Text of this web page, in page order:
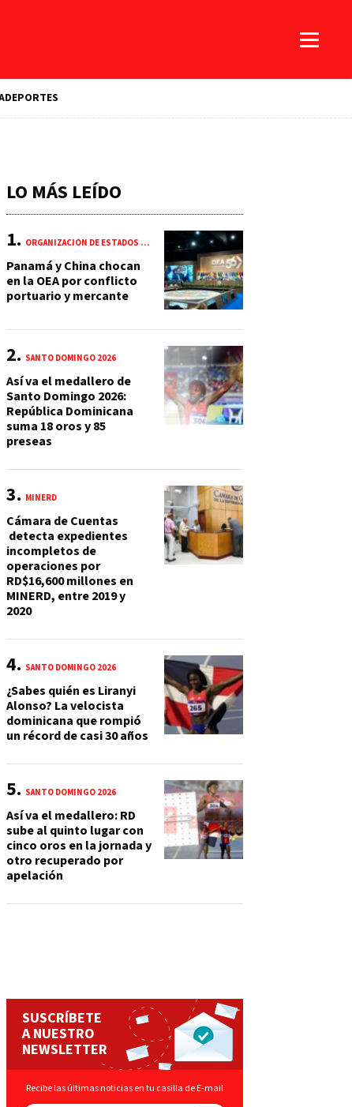
DEPORTES
LO MÁS LEÍDO
ORGANIZACIÓN DE ESTADOS AMERICANOS (OEA)
Panamá y China chocan
en la OEA por conflicto
portuario y mercante
SANTO DOMINGO 2026
Así va el medallero de
Santo Domingo 2026:
República Dominicana
suma 18 oros y 85
preseas
MINERD
Cámara de Cuentas
detecta expedientes
incompletos de
operaciones por
RD$16,600 millones en
MINERD, entre 2019 y
2020
SANTO DOMINGO 2026
¿Sabes quién es Liranyi
Alonso? La velocista
dominicana que rompió
un récord de casi 30 años
SANTO DOMINGO 2026
Así va el medallero: RD
sube al quinto lugar con
cinco oros en la jornada y
otro recuperado por
apelación
SUSCRÍBETE
A NUESTRO
NEWSLETTER
Recibe las últimas noticias en tu casilla de E-mail